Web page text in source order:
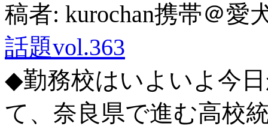
稿者: kurochan携帯＠
話題vol.363
◆勤務校はいよいよ今
て、奈良県で進む高校